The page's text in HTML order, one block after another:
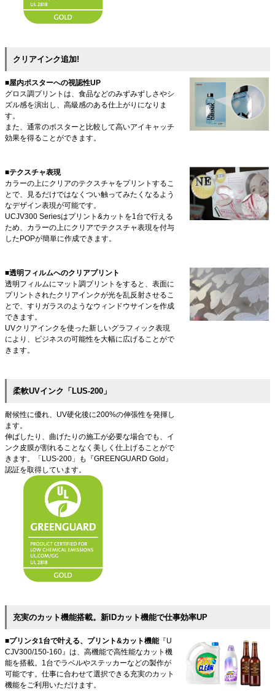
クリアインク追加!
■屋内ポスターへの視認性UP
グロス調プリントは、食品などのみずみずしさやシ
ズル感を演出し、高級感のある仕上がりになりま
す。
また、通常のポスターと比較して高いアイキャッチ
効果を得ることができます。
■テクスチャ表現
カラーの上にクリアのテクスチャをプリントするこ
とで、見るだけではなくつい触ってみたくなるよう
なデザイン表現が可能です。
UCJV300 Seriesはプリント&カットを1台で行える
ため、カラーの上にクリアでテクスチャ表現を付与
したPOPが簡単に作成できます。
■透明フィルムへのクリアプリント
透明フィルムにマット調プリントをすると、表面に
プリントされたクリアインクが光を乱反射させるこ
とで、すりガラスのようなウィンドウサインを作成
できます。
UVクリアインクを使った新しいグラフィック表現
により、ビジネスの可能性を大幅に広げることがで
きます。
柔軟UVインク「LUS-200」
耐候性に優れ、UV硬化後に200%の伸張性を発揮し
ます。
伸ばしたり、曲げたりの施工が必要な場合でも、イ
ンク皮膜が割れることなく美しく仕上げることがで
きます。「LUS-200」も『GREENGUARD Gold』
認証を取得しています。
充実のカット機能搭載。新IDカット機能で仕事効率UP
■プリンタ1台で叶える、プリント&カット機能『U
CJV300/150-160』は、高機能で高性能なカット機
能を搭載。1台でラベルやステッカーなどの製作が
可能です。仕事に合わせて選択できる充実のカット
機能をご利用いただけます。